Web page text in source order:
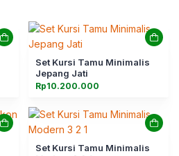
Set Kursi Tamu Minimalis
Jepang Jati
Rp10.200.000
Set Kursi Tamu Minimalis